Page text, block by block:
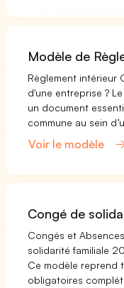
Modèle de
Règlement intérieur
d'une entreprise ?
un document
commune au sein
Voir le modèle
Congé de
Congés et
solidarité familiale
Ce modèle reprend
obligatoires